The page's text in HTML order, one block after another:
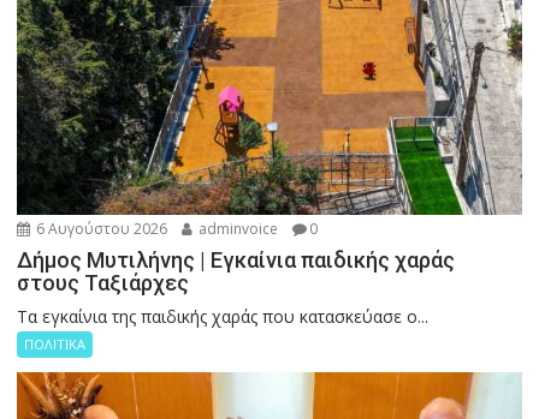
6 Αυγούστου 2026 adminvoice 0
Δήμος Μυτιλήνης | Εγκαίνια παιδικής χαράς
στους Ταξιάρχες
Tα εγκαίνια της παιδικής χαράς που κατασκεύασε ο...
ΠΟΛΙΤΙΚΑ